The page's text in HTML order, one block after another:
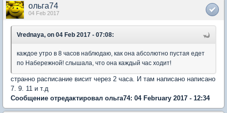
ольга74
04 Feb 2017
Vrednaya, on 04 Feb 2017 - 07:08:
каждое утро в 8 часов наблюдаю, как она абсолютно пустая едет
по Набережной! слышала, что она каждый час ходит!
странно расписание висит через 2 часа. И там написано написано
7. 9. 11 и т.д
Сообщение отредактировал ольга74: 04 February 2017 - 12:34